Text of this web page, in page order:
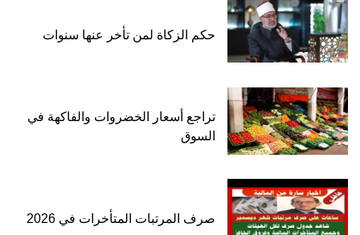
حكم الزكاة لمن تأخر عنها سنوات
تراجع أسعار الخضروات والفاكهة في
السوق
صرف المرتبات المتأخرات في 2026